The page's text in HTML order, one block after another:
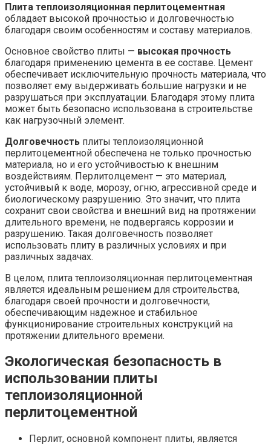
Плита теплоизоляционная перлитоцементная
обладает высокой прочностью и долговечностью
благодаря своим особенностям и составу материалов.
Основное свойство плиты — высокая прочность
благодаря применению цемента в ее составе. Цемент
обеспечивает исключительную прочность материала, что
позволяет ему выдерживать большие нагрузки и не
разрушаться при эксплуатации. Благодаря этому плита
может быть безопасно использована в строительстве
как нагрузочный элемент.
Долговечность плиты теплоизоляционной
перлитоцементной обеспечена не только прочностью
материала, но и его устойчивостью к внешним
воздействиям. Перлитолцемент — это материал,
устойчивый к воде, морозу, огню, агрессивной среде и
биологическому разрушению. Это значит, что плита
сохранит свои свойства и внешний вид на протяжении
длительного времени, не подвергаясь коррозии и
разрушению. Такая долговечность позволяет
использовать плиту в различных условиях и при
различных задачах.
В целом, плита теплоизоляционная перлитоцементная
является идеальным решением для строительства,
благодаря своей прочности и долговечности,
обеспечивающим надежное и стабильное
функционирование строительных конструкций на
протяжении длительного времени.
Экологическая безопасность в
использовании плиты
теплоизоляционной
перлитоцементной
Перлит, основной компонент плиты, является